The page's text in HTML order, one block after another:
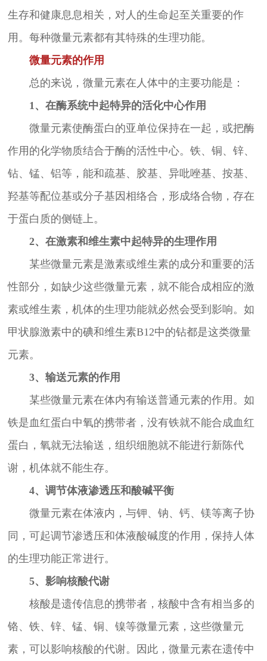
生存和健康息息相关，对人的生命起至关重要的作
用。每种微量元素都有其特殊的生理功能。
微量元素的作用
总的来说，微量元素在人体中的主要功能是：
1、在酶系统中起特异的活化中心作用
微量元素使酶蛋白的亚单位保持在一起，或把酶
作用的化学物质结合于酶的活性中心。铁、铜、锌、
钻、锰、铝等，能和疏基、胶基、异吡唑基、按基、
羟基等配位基或分子基因相络合，形成络合物，存在
于蛋白质的侧链上。
2、在激素和维生素中起特异的生理作用
某些微量元素是激素或维生素的成分和重要的活
性部分，如缺少这些微量元素，就不能合成相应的激
素或维生素，机体的生理功能就必然会受到影响。如
甲状腺激素中的碘和维生素B12中的钻都是这类微量
元素。
3、输送元素的作用
某些微量元素在体内有输送普通元素的作用。如
铁是血红蛋白中氧的携带者，没有铁就不能合成血红
蛋白，氧就无法输送，组织细胞就不能进行新陈代
谢，机体就不能生存。
4、调节体液渗透压和酸碱平衡
微量元素在体液内，与钾、钠、钙、镁等离子协
同，可起调节渗透压和体液酸碱度的作用，保持人体
的生理功能正常进行。
5、影响核酸代谢
核酸是遗传信息的携带者，核酸中含有相当多的
铬、铁、锌、锰、铜、镍等微量元素，这些微量元
素，可以影响核酸的代谢。因此，微量元素在遗传中